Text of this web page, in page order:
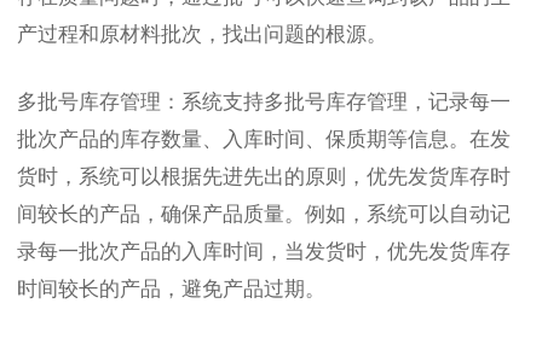
产过程和原材料批次，找出问题的根源。
多批号库存管理：系统支持多批号库存管理，记录每一
批次产品的库存数量、入库时间、保质期等信息。在发
货时，系统可以根据先进先出的原则，优先发货库存时
间较长的产品，确保产品质量。例如，系统可以自动记
录每一批次产品的入库时间，当发货时，优先发货库存
时间较长的产品，避免产品过期。